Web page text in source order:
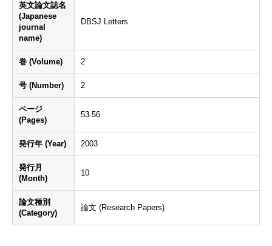
英文論文誌名
(Japanese
journal
name)
DBSJ Letters
巻 (Volume) 2
号 (Number) 2
ページ
(Pages)
53-56
発行年 (Year) 2003
発行月
(Month)
10
論文種別
(Category)
論文 (Research Papers)